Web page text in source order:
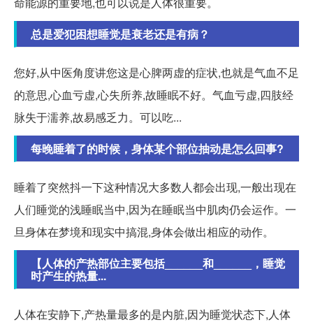
总是爱犯困想睡觉是衰老还是有病？
您好,从中医角度讲您这是心脾两虚的症状,也就是气血不足
的意思,心血亏虚,心失所养,故睡眠不好。气血亏虚,四肢经
脉失于濡养,故易感乏力。可以吃...
每晚睡着了的时候，身体某个部位抽动是怎么回事?
睡着了突然抖一下这种情况大多数人都会出现,一般出现在
人们睡觉的浅睡眠当中,因为在睡眠当中肌肉仍会运作。一
旦身体在梦境和现实中搞混,身体会做出相应的动作。
【人体的产热部位主要包括______和______，睡觉
时产生的热量...
人体在安静下,产热量最多的是内脏,因为睡觉状态下,人体